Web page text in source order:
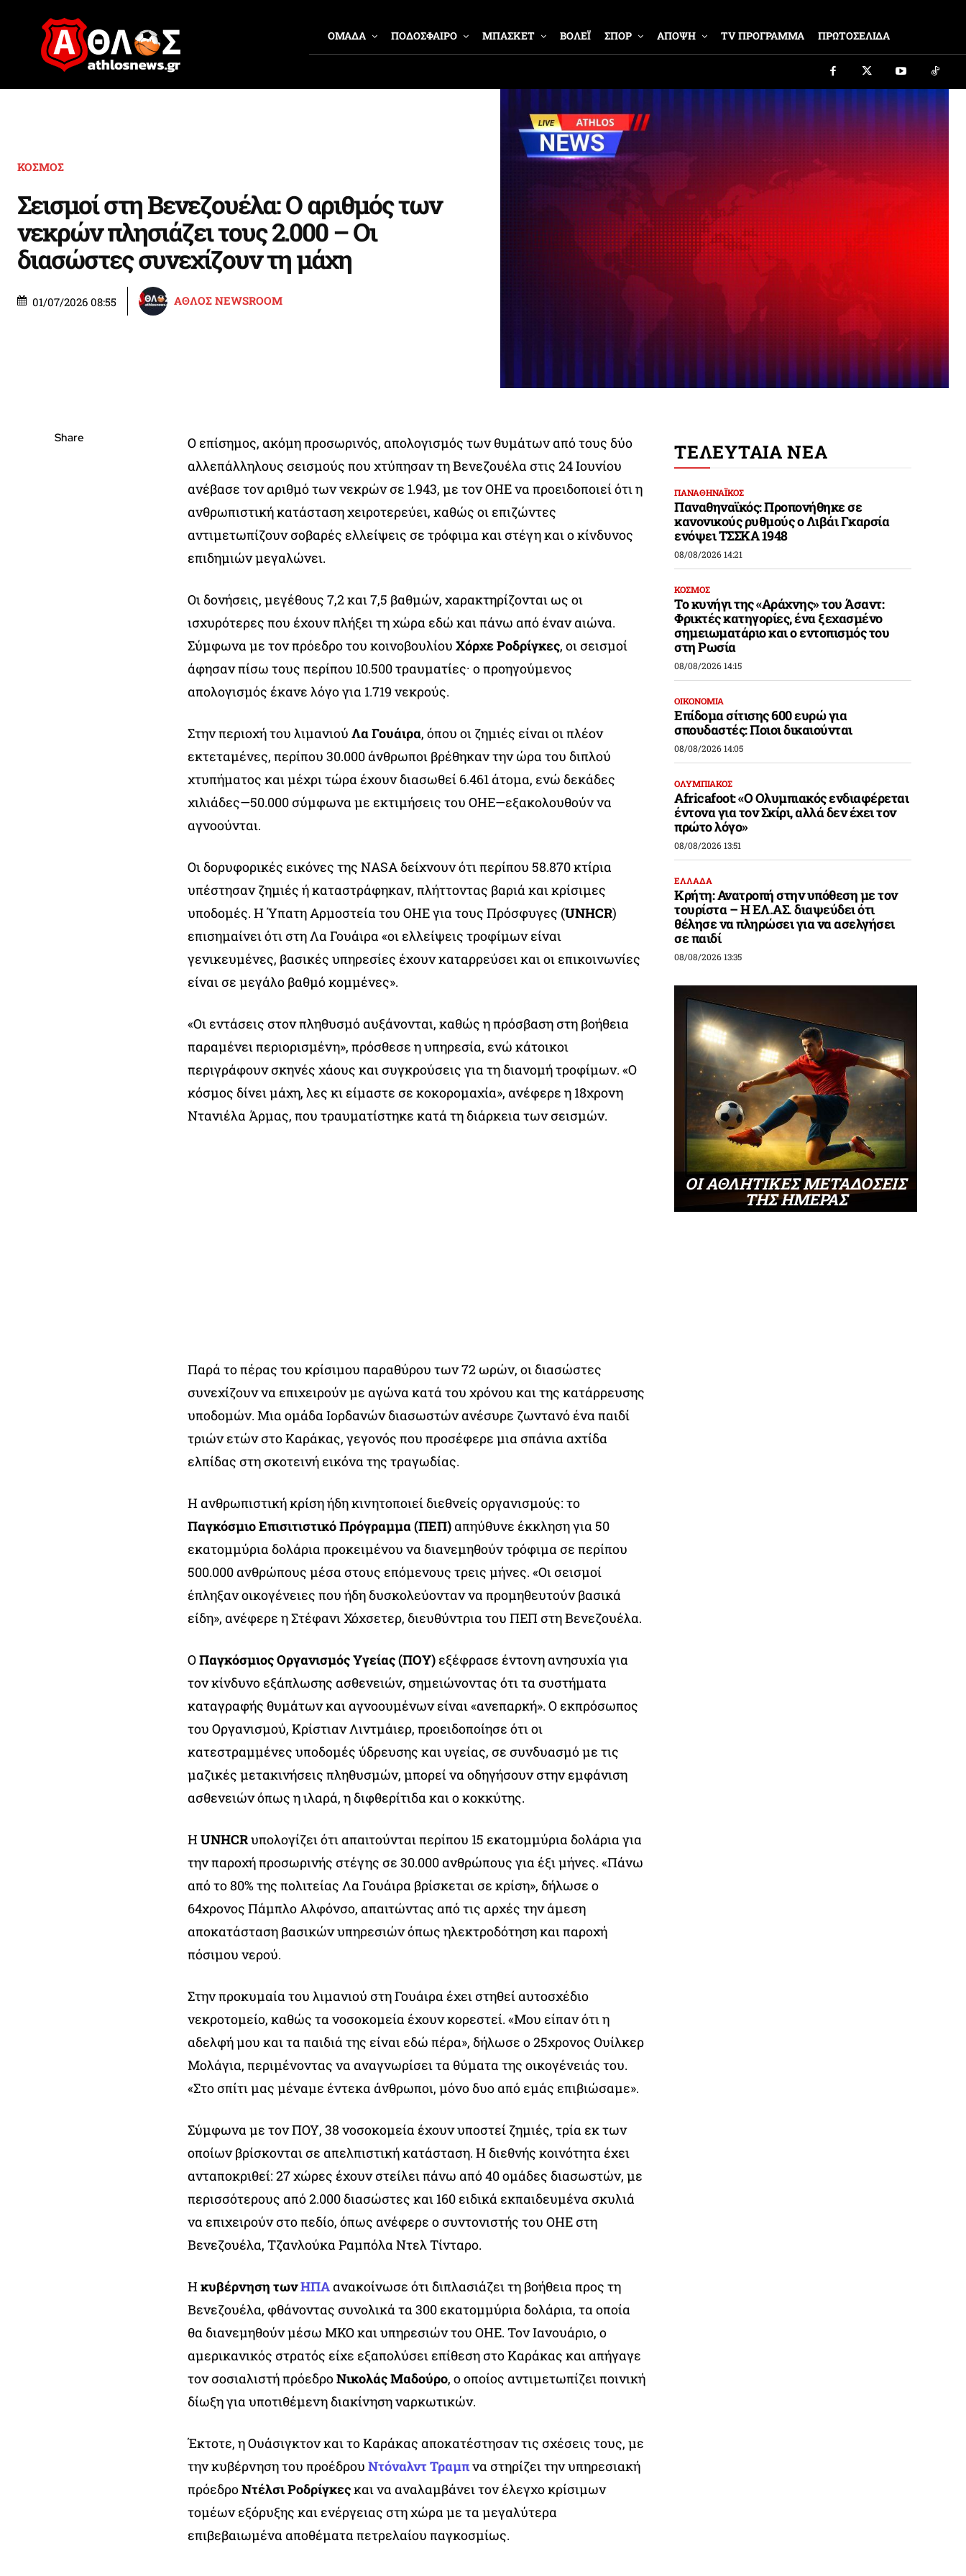
ΟΜΑΔΑ ΠΟΔΟΣΦΑΙΡΟ ΜΠΑΣΚΕΤ ΒΟΛΕΪ ΣΠΟΡ ΑΠΟΨΗ TV ΠΡΟΓΡΑΜΜΑ ΠΡΩΤΟΣΕΛΙΔΑ
ΚΟΣΜΟΣ
Σεισμοί στη Βενεζουέλα: Ο αριθμός των
νεκρών πλησιάζει τους 2.000 – Οι
διασώστες συνεχίζουν τη μάχη
01/07/2026 08:55 ΑΘΛΟΣ NEWSROOM
Share
Ο επίσημος, ακόμη προσωρινός, απολογισμός των θυμάτων από τους δύο
αλλεπάλληλους σεισμούς που χτύπησαν τη Βενεζουέλα στις 24 Ιουνίου
ανέβασε τον αριθμό των νεκρών σε 1.943, με τον ΟΗΕ να προειδοποιεί ότι η
ανθρωπιστική κατάσταση χειροτερεύει, καθώς οι επιζώντες
αντιμετωπίζουν σοβαρές ελλείψεις σε τρόφιμα και στέγη και ο κίνδυνος
επιδημιών μεγαλώνει.
Οι δονήσεις, μεγέθους 7,2 και 7,5 βαθμών, χαρακτηρίζονται ως οι
ισχυρότερες που έχουν πλήξει τη χώρα εδώ και πάνω από έναν αιώνα.
Σύμφωνα με τον πρόεδρο του κοινοβουλίου Χόρχε Ροδρίγκες, οι σεισμοί
άφησαν πίσω τους περίπου 10.500 τραυματίες· ο προηγούμενος
απολογισμός έκανε λόγο για 1.719 νεκρούς.
Στην περιοχή του λιμανιού Λα Γουάιρα, όπου οι ζημιές είναι οι πλέον
εκτεταμένες, περίπου 30.000 άνθρωποι βρέθηκαν την ώρα του διπλού
χτυπήματος και μέχρι τώρα έχουν διασωθεί 6.461 άτομα, ενώ δεκάδες
χιλιάδες—50.000 σύμφωνα με εκτιμήσεις του ΟΗΕ—εξακολουθούν να
αγνοούνται.
Οι δορυφορικές εικόνες της NASA δείχνουν ότι περίπου 58.870 κτίρια
υπέστησαν ζημιές ή καταστράφηκαν, πλήττοντας βαριά και κρίσιμες
υποδομές. Η Ύπατη Αρμοστεία του ΟΗΕ για τους Πρόσφυγες (UNHCR)
επισημαίνει ότι στη Λα Γουάιρα «οι ελλείψεις τροφίμων είναι
γενικευμένες, βασικές υπηρεσίες έχουν καταρρεύσει και οι επικοινωνίες
είναι σε μεγάλο βαθμό κομμένες».
«Οι εντάσεις στον πληθυσμό αυξάνονται, καθώς η πρόσβαση στη βοήθεια
παραμένει περιορισμένη», πρόσθεσε η υπηρεσία, ενώ κάτοικοι
περιγράφουν σκηνές χάους και συγκρούσεις για τη διανομή τροφίμων. «Ο
κόσμος δίνει μάχη, λες κι είμαστε σε κοκορομαχία», ανέφερε η 18χρονη
Ντανιέλα Άρμας, που τραυματίστηκε κατά τη διάρκεια των σεισμών.
Παρά το πέρας του κρίσιμου παραθύρου των 72 ωρών, οι διασώστες
συνεχίζουν να επιχειρούν με αγώνα κατά του χρόνου και της κατάρρευσης
υποδομών. Μια ομάδα Ιορδανών διασωστών ανέσυρε ζωντανό ένα παιδί
τριών ετών στο Καράκας, γεγονός που προσέφερε μια σπάνια αχτίδα
ελπίδας στη σκοτεινή εικόνα της τραγωδίας.
Η ανθρωπιστική κρίση ήδη κινητοποιεί διεθνείς οργανισμούς: το
Παγκόσμιο Επισιτιστικό Πρόγραμμα (ΠΕΠ)απηύθυνε έκκληση για 50
εκατομμύρια δολάρια προκειμένου να διανεμηθούν τρόφιμα σε περίπου
500.000 ανθρώπους μέσα στους επόμενους τρεις μήνες. «Οι σεισμοί
έπληξαν οικογένειες που ήδη δυσκολεύονταν να προμηθευτούν βασικά
είδη», ανέφερε η Στέφανι Χόχσετερ, διευθύντρια του ΠΕΠ στη Βενεζουέλα.
ΟΠαγκόσμιος Οργανισμός Υγείας (ΠΟΥ)εξέφρασε έντονη ανησυχία για
τον κίνδυνο εξάπλωσης ασθενειών, σημειώνοντας ότι τα συστήματα
καταγραφής θυμάτων και αγνοουμένων είναι «ανεπαρκή». Ο εκπρόσωπος
του Οργανισμού, Κρίστιαν Λιντμάιερ, προειδοποίησε ότι οι
κατεστραμμένες υποδομές ύδρευσης και υγείας, σε συνδυασμό με τις
μαζικές μετακινήσεις πληθυσμών, μπορεί να οδηγήσουν στην εμφάνιση
ασθενειών όπως η ιλαρά, η διφθερίτιδα και ο κοκκύτης.
ΗUNHCRυπολογίζει ότι απαιτούνται περίπου 15 εκατομμύρια δολάρια για
την παροχή προσωρινής στέγης σε 30.000 ανθρώπους για έξι μήνες. «Πάνω
από το 80% της πολιτείας Λα Γουάιρα βρίσκεται σε κρίση», δήλωσε ο
64χρονος Πάμπλο Αλφόνσο, απαιτώντας από τις αρχές την άμεση
αποκατάσταση βασικών υπηρεσιών όπως ηλεκτροδότηση και παροχή
πόσιμου νερού.
Στην προκυμαία του λιμανιού στη Γουάιρα έχει στηθεί αυτοσχέδιο
νεκροτομείο, καθώς τα νοσοκομεία έχουν κορεστεί. «Μου είπαν ότι η
αδελφή μου και τα παιδιά της είναι εδώ πέρα», δήλωσε ο 25χρονος Ουίλκερ
Μολάγια, περιμένοντας να αναγνωρίσει τα θύματα της οικογένειάς του.
«Στο σπίτι μας μέναμε έντεκα άνθρωποι, μόνο δυο από εμάς επιβιώσαμε».
Σύμφωνα με τον ΠΟΥ, 38 νοσοκομεία έχουν υποστεί ζημιές, τρία εκ των
οποίων βρίσκονται σε απελπιστική κατάσταση. Η διεθνής κοινότητα έχει
ανταποκριθεί: 27 χώρες έχουν στείλει πάνω από 40 ομάδες διασωστών, με
περισσότερους από 2.000 διασώστες και 160 ειδικά εκπαιδευμένα σκυλιά
να επιχειρούν στο πεδίο, όπως ανέφερε ο συντονιστής του ΟΗΕ στη
Βενεζουέλα, Τζανλούκα Ραμπόλα Ντελ Τίνταρο.
Ηκυβέρνηση τωνΗΠΑανακοίνωσε ότι διπλασιάζει τη βοήθεια προς τη
Βενεζουέλα, φθάνοντας συνολικά τα 300 εκατομμύρια δολάρια, τα οποία
θα διανεμηθούν μέσω ΜΚΟ και υπηρεσιών του ΟΗΕ. Τον Ιανουάριο, ο
αμερικανικός στρατός είχε εξαπολύσει επίθεση στο Καράκας και απήγαγε
τον σοσιαλιστή πρόεδροΝικολάς Μαδούρο, ο οποίος αντιμετωπίζει ποινική
δίωξη για υποτιθέμενη διακίνηση ναρκωτικών.
Έκτοτε, η Ουάσιγκτον και το Καράκας αποκατέστησαν τις σχέσεις τους, με
την κυβέρνηση του προέδρου Ντόναλντ Τραμπνα στηρίζει την υπηρεσιακή
πρόεδροΝτέλσι Ροδρίγκεςκαι να αναλαμβάνει τον έλεγχο κρίσιμων
τομέων εξόρυξης και ενέργειας στη χώρα με τα μεγαλύτερα
επιβεβαιωμένα αποθέματα πετρελαίου παγκοσμίως.
ΤΕΛΕΥΤΑΙΑ ΝΕΑ
ΠΑΝΑΘΗΝΑΪΚΟΣ
Παναθηναϊκός: Προπονήθηκε σε
κανονικούς ρυθμούς ο Λιβάι Γκαρσία
ενόψει ΤΣΣΚΑ 1948
08/08/2026 14:21
ΚΟΣΜΟΣ
Το κυνήγι της «Αράχνης» του Άσαντ:
Φρικτές κατηγορίες, ένα ξεχασμένο
σημειωματάριο και ο εντοπισμός του
στη Ρωσία
08/08/2026 14:15
ΟΙΚΟΝΟΜΙΑ
Επίδομα σίτισης 600 ευρώ για
σπουδαστές: Ποιοι δικαιούνται
08/08/2026 14:05
ΟΛΥΜΠΙΑΚΟΣ
Africafoot: «Ο Ολυμπιακός ενδιαφέρεται
έντονα για τον Σκίρι, αλλά δεν έχει τον
πρώτο λόγο»
08/08/2026 13:51
ΕΛΛΑΔΑ
Κρήτη: Ανατροπή στην υπόθεση με τον
τουρίστα – Η ΕΛ.ΑΣ. διαψεύδει ότι
θέλησε να πληρώσει για να ασελγήσει
σε παιδί
08/08/2026 13:35
ΟΙ ΑΘΛΗΤΙΚΕΣ ΜΕΤΑΔΟΣΕΙΣ
ΤΗΣ ΗΜΕΡΑΣ